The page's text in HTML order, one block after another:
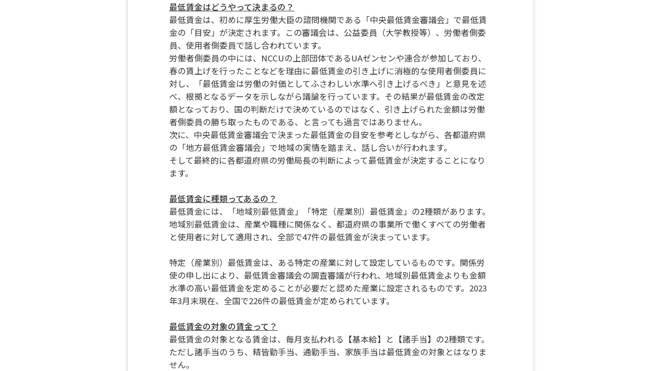
最低賃金はどうやって決まるの？
最低賃金は、初めに厚生労働大臣の諮問機関である「中央最低賃金審議会」で最低賃
金の「目安」が決定されます。この審議会は、公益委員（大学教授等）、労働者側委
員、使用者側委員で話し合われています。
労働者側委員の中には、NCCUの上部団体であるUAゼンセンや連合が参加しており、
春の賃上げを行ったことなどを理由に最低賃金の引き上げに消極的な使用者側委員に
対し、「最低賃金は労働の対価としてふさわしい水準へ引き上げるべき」と意見を述
べ、根拠となるデータを示しながら議論を行っています。その結果が最低賃金の改定
額となっており、国の判断だけで決めているのではなく、引き上げられた金額は労働
者側委員の勝ち取ったものである、と言っても過言ではありません。
次に、中央最低賃金審議会で決まった最低賃金の目安を参考としながら、各都道府県
の「地方最低賃金審議会」で地域の実情を踏まえ、話し合いが行われます。
そして最終的に各都道府県の労働局長の判断によって最低賃金が決定することになり
ます。
最低賃金に種類ってあるの？
最低賃金には、「地域別最低賃金」「特定（産業別）最低賃金」の2種類があります。
地域別最低賃金は、産業や職種に関係なく、都道府県の事業所で働くすべての労働者
と使用者に対して適用され、全部で47件の最低賃金が決まっています。
特定（産業別）最低賃金は、ある特定の産業に対して設定しているものです。関係労
使の申し出により、最低賃金審議会の調査審議が行われ、地域別最低賃金よりも金額
水準の高い最低賃金を定めることが必要だと認めた産業に設定されるものです。2023
年3月末現在、全国で226件の最低賃金が定められています。
最低賃金の対象の賃金って？
最低賃金の対象となる賃金は、毎月支払われる【基本給】と【諸手当】の2種類です。
ただし諸手当のうち、精皆勤手当、通勤手当、家族手当は最低賃金の対象とはなりま
せん。